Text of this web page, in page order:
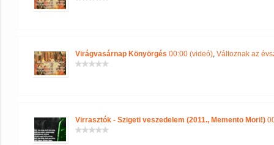
Virágvasárnap Könyörgés 00:00 (videó), Változnak az
Virrasztók - Szigeti veszedelem (2011., Memento Mori!)